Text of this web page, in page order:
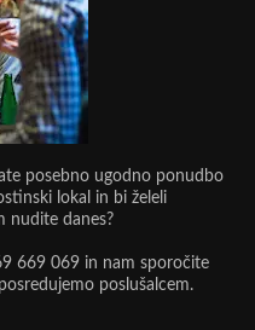
posebno ugodno ponudbo
lokal in bi želeli
nudite danes?
669 069 in nam sporočite
poslušalcem.